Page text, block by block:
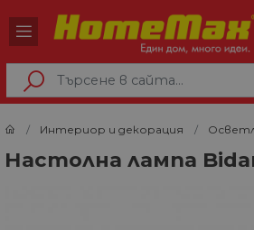
Интериор и декорация
Настолна лампа